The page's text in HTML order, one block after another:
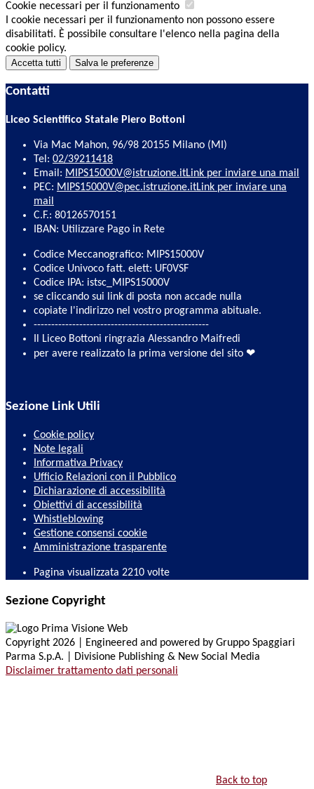
Cookie necessari per il funzionamento
I cookie necessari per il funzionamento non possono essere
disabilitati. È possibile consultare l'elenco nella pagina della
cookie policy.
Accetta tutti Salva le preferenze
Contatti
Liceo Scientifico Statale Piero Bottoni
Via Mac Mahon, 96/98 20155 Milano (MI)
Tel: 02/39211418
Email: MIPS15000V@istruzione.itLink per inviare una mail
PEC: MIPS15000V@pec.istruzione.itLink per inviare una
mail
C.F.: 80126570151
IBAN: Utilizzare Pago in Rete
Codice Meccanografico: MIPS15000V
Codice Univoco fatt. elett: UF0VSF
Codice IPA: istsc_MIPS15000V
se cliccando sui link di posta non accade nulla
copiate l'indirizzo nel vostro programma abituale.
--------------------------------------------------
Il Liceo Bottoni ringrazia Alessandro Maifredi
per avere realizzato la prima versione del sito ❤
Sezione Link Utili
Cookie policy
Note legali
Informativa Privacy
Ufficio Relazioni con il Pubblico
Dichiarazione di accessibilità
Obiettivi di accessibilità
Whistleblowing
Gestione consensi cookie
Amministrazione trasparente
Pagina visualizzata 2210 volte
Sezione Copyright
Copyright 2026 | Engineered and powered by Gruppo Spaggiari
Parma S.p.A. | Divisione Publishing & New Social Media
Disclaimer trattamento dati personali
Back to top